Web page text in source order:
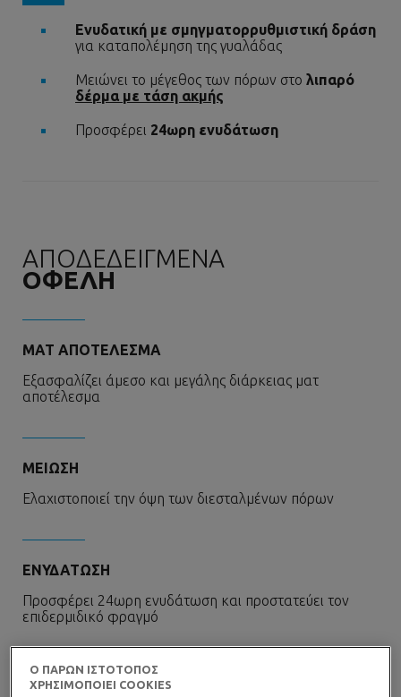
Ενυδατική με σμηγματορρυθμιστική δράση
για καταπολέμηση της γυαλάδας
Μειώνει το μέγεθος των πόρων στο λιπαρό
δέρμα με τάση ακμής
Προσφέρει 24ωρη ενυδάτωση
ΑΠΟΔΕΔΕΙΓΜΕΝΑ
ΟΦΕΛΗ
ΜΑΤ ΑΠΟΤΕΛΕΣΜΑ
Εξασφαλίζει άμεσο και μεγάλης διάρκειας ματ
αποτέλεσμα
ΜΕΙΩΣΗ
Ελαχιστοποιεί την όψη των διεσταλμένων πόρων
ΕΝΥΔΑΤΩΣΗ
Προσφέρει 24ωρη ενυδάτωση και προστατεύει τον
επιδερμιδικό φραγμό
ΡΥΘΜΙΣΗ
Ο ΠΑΡΩΝ ΙΣΤΟΤΟΠΟΣ
ΧΡΗΣΙΜΟΠΟΙΕΙ COOKIES